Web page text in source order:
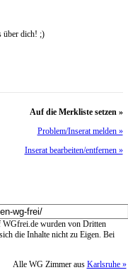
über dich! ;)
Auf die Merkliste setzen »
Problem/Inserat melden »
Inserat bearbeiten/entfernen »
WGfrei.de wurden von Dritten
die Inhalte nicht zu Eigen. Bei
Alle WG Zimmer aus Karlsruhe »